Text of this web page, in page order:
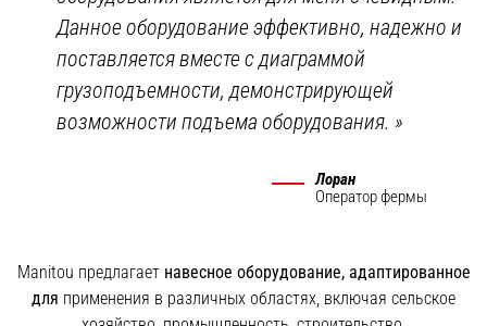
Данное оборудование эффективно, надежно и
поставляется вместе с диаграммой
грузоподъемности, демонстрирующей
возможности подъема оборудования.»
Лоран
Оператор фермы
Manitou предлагает навесное оборудование, адаптированное
для применения в различных областях, включая сельское